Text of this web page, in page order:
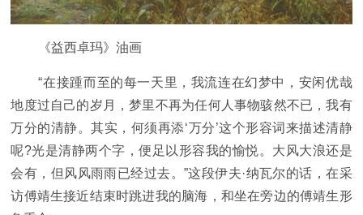
《益西卓玛》油画
“在接踵而至的每一天里，我流连在幻梦中，安闲优哉
地度过自己的岁月，梦里不再为任何人事物骇然不已，我有
万分的清静。其实，何须再添‘万分’这个形容词来描述清静
呢?光是清静两个字，便足以形容我的愉悦。大风大浪还是
会有，但风风雨雨已经过去。”这段伊夫·纳瓦尔的话，在采
访傅靖生接近结束时跳进我的脑海，和坐在旁边的傅靖生形